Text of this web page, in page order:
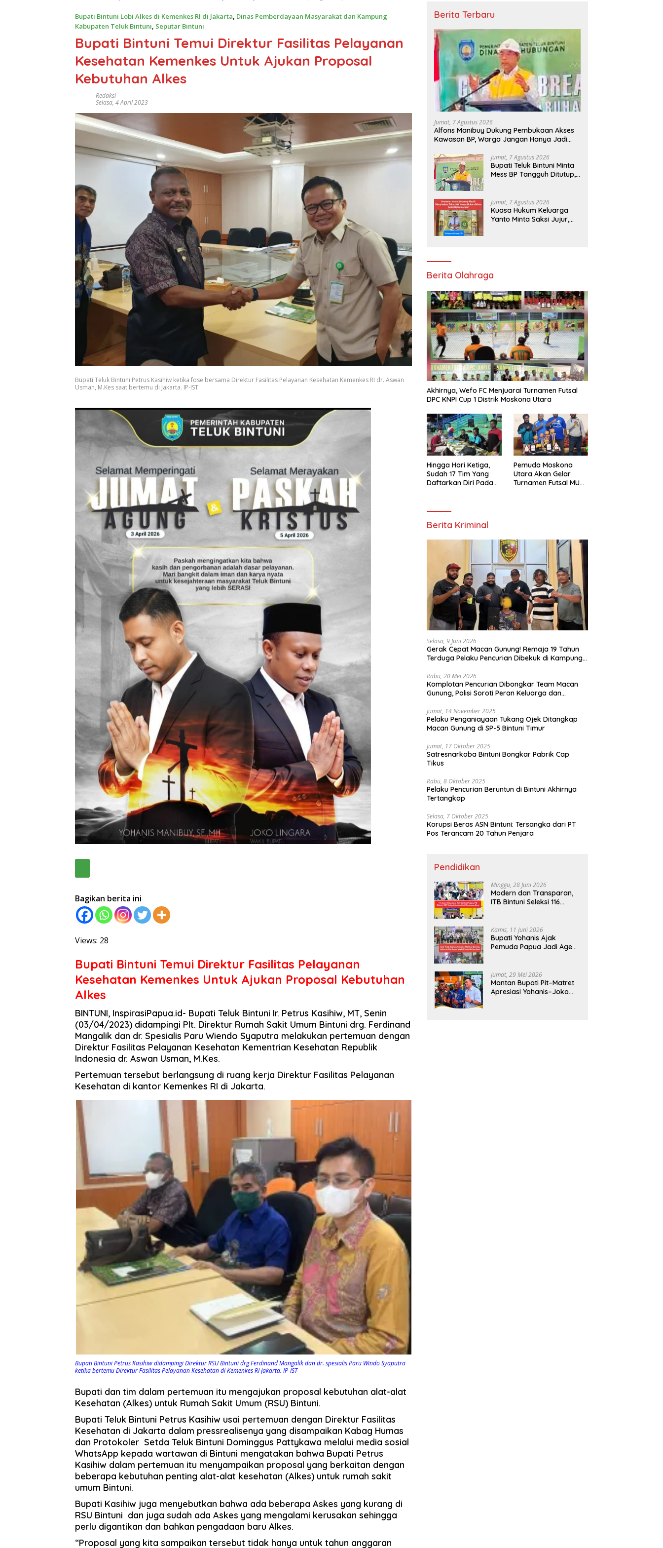
Bupati Bintuni Lobi Alkes di Kemenkes RI di Jakarta, Dinas Pemberdayaan Masyarakat dan Kampung
Kabupaten Teluk Bintuni, Seputar Bintuni
Bupati Bintuni Temui Direktur Fasilitas Pelayanan
Kesehatan Kemenkes Untuk Ajukan Proposal
Kebutuhan Alkes
Redaksi
Selasa, 4 April 2023
Bupati Teluk Bintuni Petrus Kasihiw ketika fose bersama Direktur Fasilitas Pelayanan Kesehatan Kemenkes RI dr. Aswan
Usman, M.Kes saat bertemu di Jakarta. IP-IST
Bagikan berita ini
Views: 28
Bupati Bintuni Temui Direktur Fasilitas Pelayanan
Kesehatan Kemenkes Untuk Ajukan Proposal Kebutuhan
Alkes
BINTUNI, InspirasiPapua.id- Bupati Teluk Bintuni Ir. Petrus Kasihiw, MT, Senin
(03/04/2023) didampingi Plt. Direktur Rumah Sakit Umum Bintuni drg. Ferdinand
Mangalik dan dr. Spesialis Paru Wiendo Syaputra melakukan pertemuan dengan
Direktur Fasilitas Pelayanan Kesehatan Kementrian Kesehatan Republik
Indonesia dr. Aswan Usman, M.Kes.
Pertemuan tersebut berlangsung di ruang kerja Direktur Fasilitas Pelayanan
Kesehatan di kantor Kemenkes RI di Jakarta.
Bupati Bintuni Petrus Kasihiw didampingi Direktur RSU Bintuni drg Ferdinand Mangalik dan dr. spesialis Paru Windo Syaputra
ketika bertemu Direktur Fasilitas Pelayanan Kesehatan di Kemenkes RI Jakarta. IP-IST
Bupati dan tim dalam pertemuan itu mengajukan proposal kebutuhan alat-alat
Kesehatan (Alkes) untuk Rumah Sakit Umum (RSU) Bintuni.
Bupati Teluk Bintuni Petrus Kasihiw usai pertemuan dengan Direktur Fasilitas
Kesehatan di Jakarta dalam pressrealisenya yang disampaikan Kabag Humas
dan Protokoler Setda Teluk Bintuni Dominggus Pattykawa melalui media sosial
WhatsApp kepada wartawan di Bintuni mengatakan bahwa Bupati Petrus
Kasihiw dalam pertemuan itu menyampaikan proposal yang berkaitan dengan
beberapa kebutuhan penting alat-alat kesehatan (Alkes) untuk rumah sakit
umum Bintuni.
Bupati Kasihiw juga menyebutkan bahwa ada beberapa Askes yang kurang di
RSU Bintuni dan juga sudah ada Askes yang mengalami kerusakan sehingga
perlu digantikan dan bahkan pengadaan baru Alkes.
“Proposal yang kita sampaikan tersebut tidak hanya untuk tahun anggaran
Berita Terbaru
Jumat, 7 Agustus 2026
Alfons Manibuy Dukung Pembukaan Akses
Kawasan BP, Warga Jangan Hanya Jadi
Jumat, 7 Agustus 2026
Bupati Teluk Bintuni Minta
Mess BP Tangguh Ditutup,
Jumat, 7 Agustus 2026
Kuasa Hukum Keluarga
Yanto Minta Saksi Jujur,
Berita Olahraga
Akhirnya, Wefo FC Menjuarai Turnamen Futsal
DPC KNPI Cup 1 Distrik Moskona Utara
Hingga Hari Ketiga,
Sudah 17 Tim Yang
Daftarkan Diri Pada
Teluk Bintuni
Pemuda Moskona
Utara Akan Gelar
Turnamen Futsal MU
Berita Kriminal
Selasa, 9 Juni 2026
Gerak Cepat Macan Gunung! Remaja 19 Tahun
Terduga Pelaku Pencurian Dibekuk di Kampung
Rabu, 20 Mei 2026
Komplotan Pencurian Dibongkar Team Macan
Gunung, Polisi Soroti Peran Keluarga dan
Jumat, 14 November 2025
Pelaku Penganiayaan Tukang Ojek Ditangkap
Macan Gunung di SP-5 Bintuni Timur
Jumat, 17 Oktober 2025
Satresnarkoba Bintuni Bongkar Pabrik Cap
Tikus
Rabu, 8 Oktober 2025
Pelaku Pencurian Beruntun di Bintuni Akhirnya
Tertangkap
Selasa, 7 Oktober 2025
Korupsi Beras ASN Bintuni: Tersangka dari PT
Pos Terancam 20 Tahun Penjara
Pendidikan
Minggu, 28 Juni 2026
Modern dan Transparan,
ITB Bintuni Seleksi 116
Kamis, 11 Juni 2026
Bupati Yohanis Ajak
Pemuda Papua Jadi Agen
Jumat, 29 Mei 2026
Mantan Bupati Pit–Matret
Apresiasi Yohanis–Joko